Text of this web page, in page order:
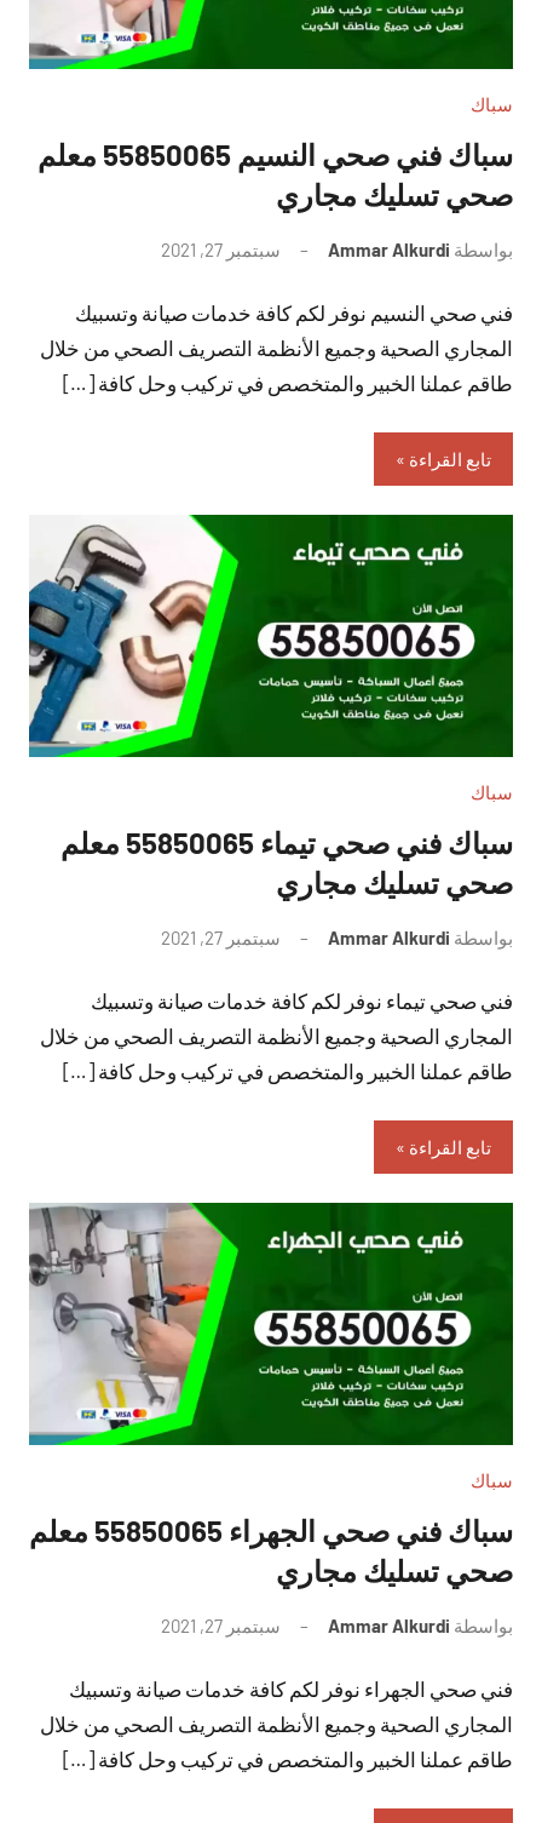
سباك
سباك فني صحي النسيم 55850065 معلم
صحي تسليك مجاري
بواسطة Ammar Alkurdi سبتمبر 27, 2021
تعليقات
فني صحي النسيم نوفر لكم كافة خدمات صيانة وتسبيك
المجاري الصحية وجميع الأنظمة التصريف الصحي من خلال
طاقم عملنا الخبير والمتخصص في تركيب وحل كافة […]
تابع القراءة
سباك
سباك فني صحي تيماء 55850065 معلم
صحي تسليك مجاري
بواسطة Ammar Alkurdi سبتمبر 27, 2021
تعليقات
فني صحي تيماء نوفر لكم كافة خدمات صيانة وتسبيك
المجاري الصحية وجميع الأنظمة التصريف الصحي من خلال
طاقم عملنا الخبير والمتخصص في تركيب وحل كافة […]
تابع القراءة
سباك
سباك فني صحي الجهراء 55850065 معلم
صحي تسليك مجاري
بواسطة Ammar Alkurdi سبتمبر 27, 2021
تعليقات
فني صحي الجهراء نوفر لكم كافة خدمات صيانة وتسبيك
المجاري الصحية وجميع الأنظمة التصريف الصحي من خلال
طاقم عملنا الخبير والمتخصص في تركيب وحل كافة […]